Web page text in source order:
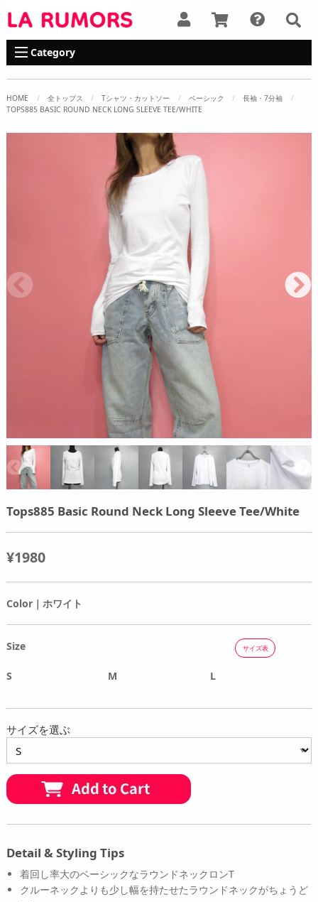
Category
HOME 全トップス Tシャツ・カットソー ベーシック
長袖・7分袖
TOPS885 BASIC ROUND NECK LONG SLEEVE TEE/WHITE
Tops885 Basic Round Neck Long Sleeve Tee/White
¥1980
Color｜ホワイト
Size サイズ表
S M L
サイズを選ぶ
Detail & Styling Tips
着回し率大のベーシックなラウンドネックロンT
クルーネックよりも少し幅を持たせたラウンドネックがちょうど